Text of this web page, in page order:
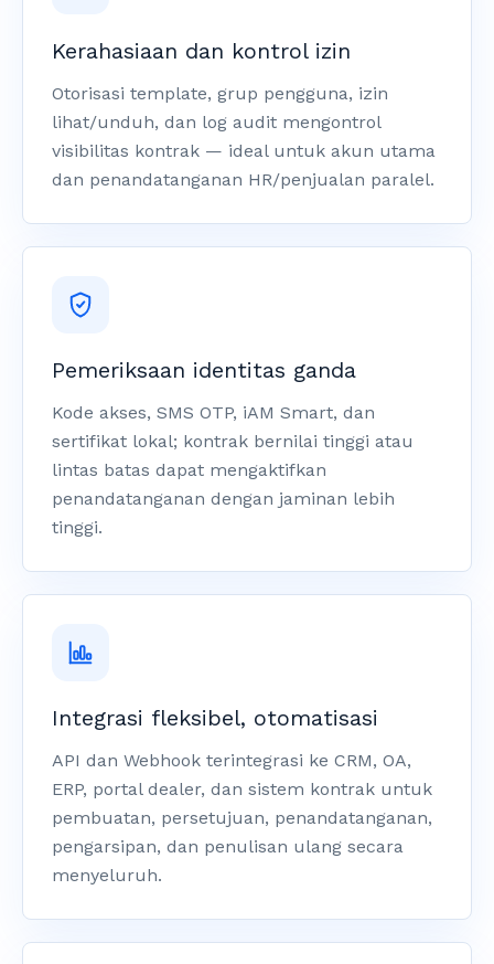
Kerahasiaan dan kontrol izin
Otorisasi template, grup pengguna, izin
lihat/unduh, dan log audit mengontrol
visibilitas kontrak — ideal untuk akun utama
dan penandatanganan HR/penjualan paralel.
Pemeriksaan identitas ganda
Kode akses, SMS OTP, iAM Smart, dan
sertifikat lokal; kontrak bernilai tinggi atau
lintas batas dapat mengaktifkan
penandatanganan dengan jaminan lebih
tinggi.
Integrasi fleksibel, otomatisasi
API dan Webhook terintegrasi ke CRM, OA,
ERP, portal dealer, dan sistem kontrak untuk
pembuatan, persetujuan, penandatanganan,
pengarsipan, dan penulisan ulang secara
menyeluruh.